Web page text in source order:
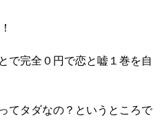
で完全０円で恋と嘘１巻を自
てタダなの？というところで